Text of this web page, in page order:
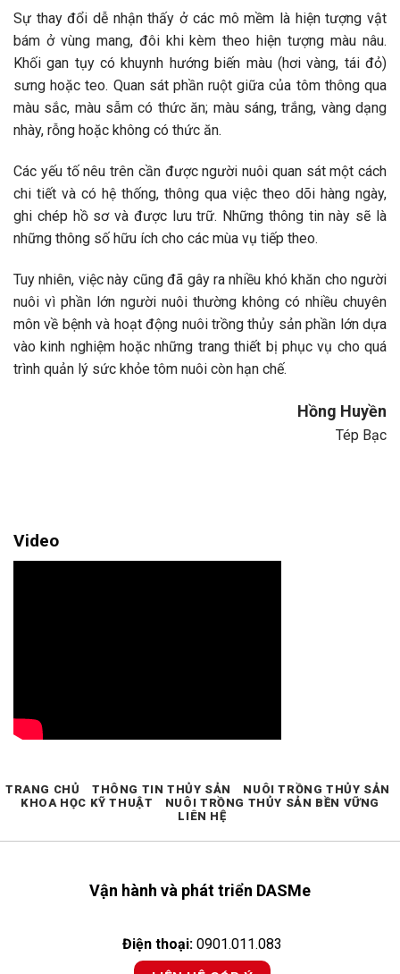
Sự thay đổi dễ nhận thấy ở các mô mềm là hiện tượng vật
bám ở vùng mang, đôi khi kèm theo hiện tượng màu nâu.
Khối gan tụy có khuynh hướng biến màu (hơi vàng, tái đỏ)
sưng hoặc teo. Quan sát phần ruột giữa của tôm thông qua
màu sắc, màu sẫm có thức ăn; màu sáng, trắng, vàng dạng
nhày, rỗng hoặc không có thức ăn.
Các yếu tố nêu trên cần được người nuôi quan sát một cách
chi tiết và có hệ thống, thông qua việc theo dõi hàng ngày,
ghi chép hồ sơ và được lưu trữ. Những thông tin này sẽ là
những thông số hữu ích cho các mùa vụ tiếp theo.
Tuy nhiên, việc này cũng đã gây ra nhiều khó khăn cho người
nuôi vì phần lớn người nuôi thường không có nhiều chuyên
môn về bệnh và hoạt động nuôi trồng thủy sản phần lớn dựa
vào kinh nghiệm hoặc những trang thiết bị phục vụ cho quá
trình quản lý sức khỏe tôm nuôi còn hạn chế.
Hồng Huyền
Tép Bạc
Video
Vận hành và phát triển DASMe
Điện thoại: 0901.011.083
TRANG CHỦ THÔNG TIN THỦY SẢN
NUÔI TRỒNG THỦY SẢN
KHOA HỌC KỸ THUẬT
NUÔI TRỒNG THỦY SẢN BỀN VỮNG
LIÊN HỆ